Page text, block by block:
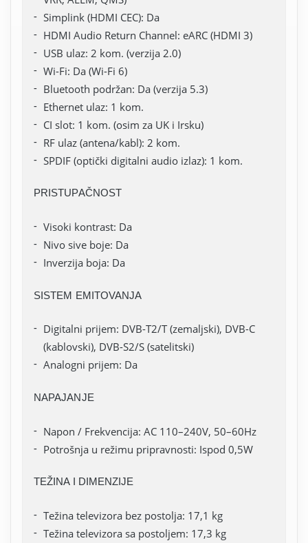
Simplink (HDMI CEC): Da
HDMI Audio Return Channel: eARC (HDMI 3)
USB ulaz: 2 kom. (verzija 2.0)
Wi-Fi: Da (Wi-Fi 6)
Bluetooth podržan: Da (verzija 5.3)
Ethernet ulaz: 1 kom.
CI slot: 1 kom. (osim za UK i Irsku)
RF ulaz (antena/kabl): 2 kom.
SPDIF (optički digitalni audio izlaz): 1 kom.
PRISTUPAČNOST
Visoki kontrast: Da
Nivo sive boje: Da
Inverzija boja: Da
SISTEM EMITOVANJA
Digitalni prijem: DVB-T2/T (zemaljski), DVB-C
(kablovski), DVB-S2/S (satelitski)
Analogni prijem: Da
NAPAJANJE
Napon / Frekvencija: AC 110–240V, 50–60Hz
Potrošnja u režimu pripravnosti: Ispod 0,5W
TEŽINA I DIMENZIJE
Težina televizora bez postolja: 17,1 kg
Težina televizora sa postoljem: 17,3 kg